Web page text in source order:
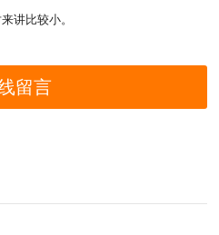
讲比较小。
留言